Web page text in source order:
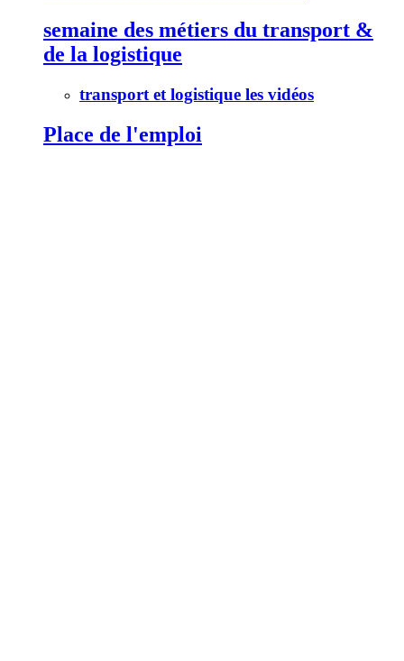
semaine des métiers du transport &
de la logistique
transport et logistique les vidéos
Place de l'emploi